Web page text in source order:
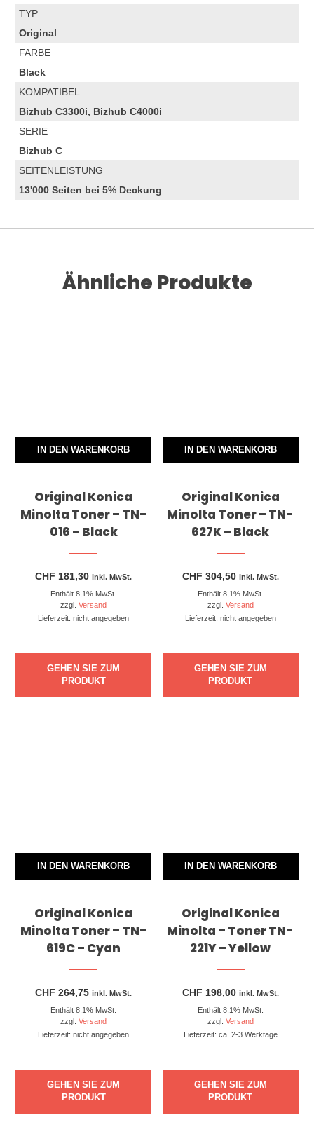
TYP
Original
FARBE
Black
KOMPATIBEL
Bizhub C3300i, Bizhub C4000i
SERIE
Bizhub C
SEITENLEISTUNG
13'000 Seiten bei 5% Deckung
Ähnliche Produkte
IN DEN WARENKORB
Original Konica
Minolta Toner – TN-
016 – Black
CHF 181,30 inkl. MwSt.
Enthält 8,1% MwSt.
zzgl.Versand
Lieferzeit: nicht angegeben
GEHEN SIE ZUM
PRODUKT
IN DEN WARENKORB
Original Konica
Minolta Toner – TN-
627K – Black
CHF 304,50 inkl. MwSt.
Enthält 8,1% MwSt.
zzgl. Versand
Lieferzeit: nicht angegeben
GEHEN SIE ZUM
PRODUKT
IN DEN WARENKORB
Original Konica
Minolta Toner – TN-
619C – Cyan
CHF 264,75 inkl. MwSt.
Enthält 8,1% MwSt.
zzgl.Versand
Lieferzeit: nicht angegeben
GEHEN SIE ZUM
PRODUKT
IN DEN WARENKORB
Original Konica
Minolta – Toner TN-
221Y – Yellow
CHF 198,00 inkl. MwSt.
Enthält 8,1% MwSt.
zzgl. Versand
Lieferzeit: ca. 2-3 Werktage
GEHEN SIE ZUM
PRODUKT